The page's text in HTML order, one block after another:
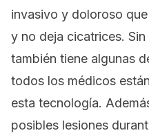
invasivo y doloroso
y no deja cicatrices.
también tiene algunas
todos los médicos
esta tecnología.
posibles lesiones